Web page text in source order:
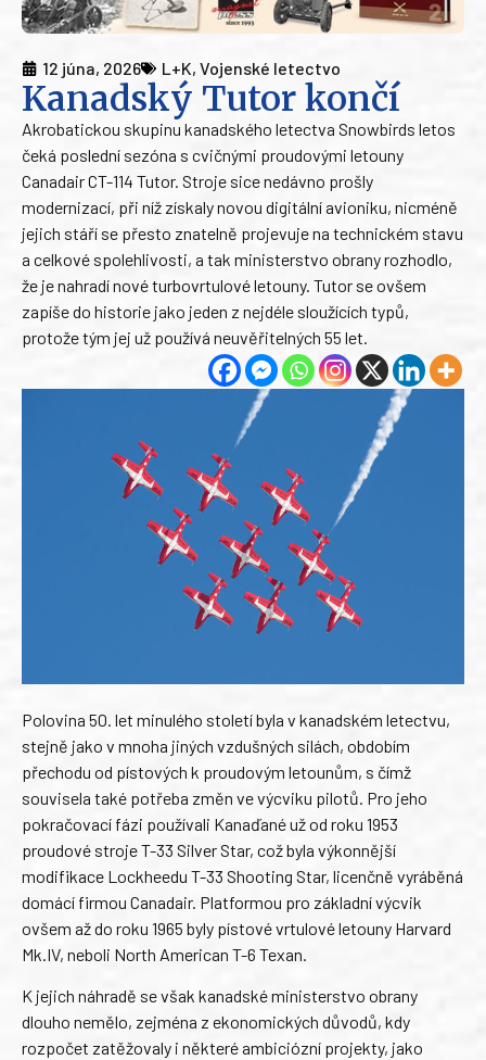
12 júna, 2026 L+K, Vojenské letectvo
Kanadský Tutor končí
Akrobatickou skupinu kanadského letectva Snowbirds letos
čeká poslední sezóna s cvičnými proudovými letouny
Canadair CT-114 Tutor. Stroje sice nedávno prošly
modernizací, při níž získaly novou digitální avioniku, nicméně
jejich stáří se přesto znatelně projevuje na technickém stavu
a celkové spolehlivosti, a tak ministerstvo obrany rozhodlo,
že je nahradí nové turbovrtulové letouny. Tutor se ovšem
zapíše do historie jako jeden z nejdéle sloužících typů,
protože tým jej už používá neuvěřitelných 55 let.
Polovina 50. let minulého století byla v kanadském letectvu,
stejně jako v mnoha jiných vzdušných silách, obdobím
přechodu od pístových k proudovým letounům, s čímž
souvisela také potřeba změn ve výcviku pilotů. Pro jeho
pokračovací fázi používali Kanaďané už od roku 1953
proudové stroje T-33 Silver Star, což byla výkonnější
modifikace Lockheedu T-33 Shooting Star, licenčně vyráběná
domácí firmou Canadair. Platformou pro základní výcvik
ovšem až do roku 1965 byly pístové vrtulové letouny Harvard
Mk.IV, neboli North American T-6 Texan.
K jejich náhradě se však kanadské ministerstvo obrany
dlouho nemělo, zejména z ekonomických důvodů, kdy
rozpočet zatěžovaly i některé ambiciózní projekty, jako